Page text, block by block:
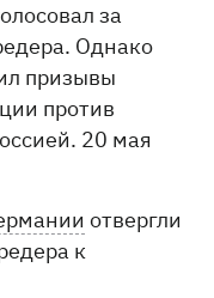
за
Однако
призывы
против
20 мая
отвергли
к